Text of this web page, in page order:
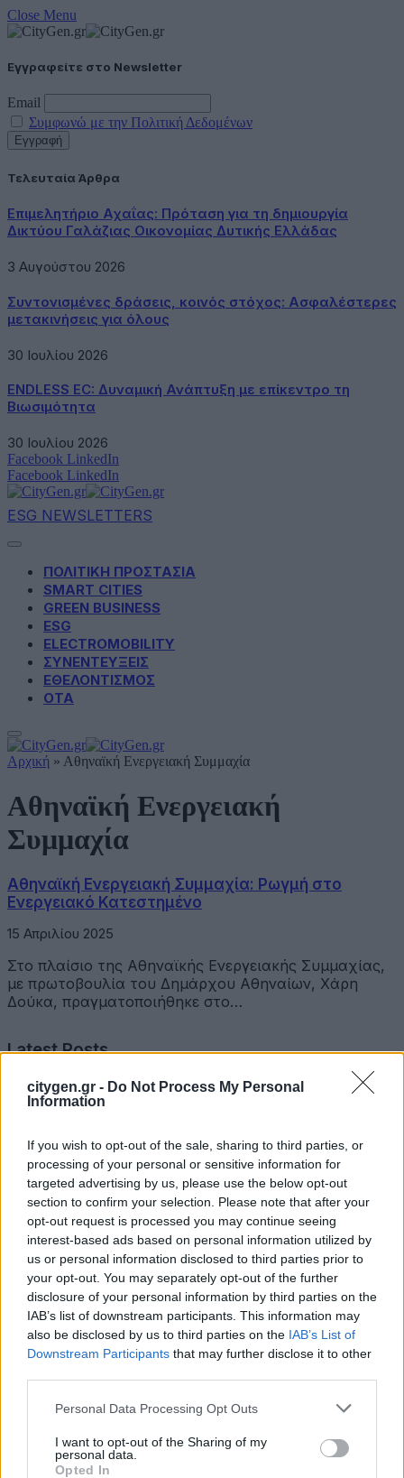
citygen.gr - Do Not Process My Personal
Information
If you wish to opt-out of the sale, sharing to third parties, or
processing of your personal or sensitive information for
targeted advertising by us, please use the below opt-out
section to confirm your selection. Please note that after your
opt-out request is processed you may continue seeing
interest-based ads based on personal information utilized by
us or personal information disclosed to third parties prior to
your opt-out. You may separately opt-out of the further
disclosure of your personal information by third parties on the
IAB’s list of downstream participants. This information may
also be disclosed by us to third parties on the IAB’s List of
Downstream Participants that may further disclose it to other
Personal Data Processing Opt Outs
I want to opt-out of the Sharing of my
personal data.
Opted In
Close Menu
Εγγραφείτε στο Newsletter
Email
Συμφωνώ με την Πολιτική Δεδομένων
Τελευταία Άρθρα
Επιμελητήριο Αχαΐας: Πρόταση για τη δημιουργία
Δικτύου Γαλάζιας Οικονομίας Δυτικής Ελλάδας
3 Αυγούστου 2026
Συντονισμένες δράσεις, κοινός στόχος: Ασφαλέστερες
μετακινήσεις για όλους
30 Ιουλίου 2026
ENDLESS EC: Δυναμική Ανάπτυξη με επίκεντρο τη
Βιωσιμότητα
30 Ιουλίου 2026
Facebook LinkedIn
Facebook LinkedIn
ESG NEWSLETTERS
ΠΟΛΙΤΙΚΗ ΠΡΟΣΤΑΣΙΑ
SMART CITIES
GREEN BUSINESS
ESG
ELECTROMOBILITY
ΣΥΝΕΝΤΕΥΞΕΙΣ
ΕΘΕΛΟΝΤΙΣΜΟΣ
ΟΤΑ
Αρχική » Αθηναϊκή Ενεργειακή Συμμαχία
Αθηναϊκή Ενεργειακή
Συμμαχία
Αθηναϊκή Ενεργειακή Συμμαχία: Ρωγμή στο
Ενεργειακό Κατεστημένο
15 Απριλίου 2025
Στο πλαίσιο της Αθηναϊκής Ενεργειακής Συμμαχίας,
με πρωτοβουλία του Δημάρχου Αθηναίων, Χάρη
Δούκα, πραγματοποιήθηκε στο…
Latest Posts
Επιμελητήριο Αχαΐας: Πρόταση για τη δημιουργία
3 Αυγούστου 2026
Συντονισμένες δράσεις, κοινός στόχος: Ασφαλέστερες
μετακινήσεις για όλους
30 Ιουλίου 2026
ENDLESS EC: Δυναμική Ανάπτυξη με επίκεντρο τη
Βιωσιμότητα
30 Ιουλίου 2026
Συνεργασία της ΦΩΤΟΚΥΚΛΩΣΗ Α.Ε. με τον Δήμο
Μεγαρέων
29 Ιουλίου 2026
Περιφέρεια Αττικής: Υπεγράφη η σύμβαση κατασκευής
του εσωτερικού δικτύου αποχέτευσης Παιανίας